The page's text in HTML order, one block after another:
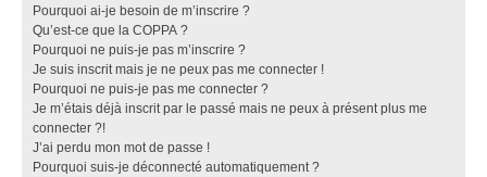
Pourquoi ai-je besoin de m’inscrire ?
Qu’est-ce que la COPPA ?
Pourquoi ne puis-je pas m’inscrire ?
Je suis inscrit mais je ne peux pas me connecter !
Pourquoi ne puis-je pas me connecter ?
Je m’étais déjà inscrit par le passé mais ne peux à présent plus me
connecter ?!
J’ai perdu mon mot de passe !
Pourquoi suis-je déconnecté automatiquement ?